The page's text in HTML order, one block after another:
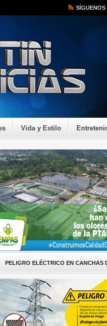
SÍGUENOS
Vida y Estilo
PELIGRO ELÉCTRICO EN CANCHAS